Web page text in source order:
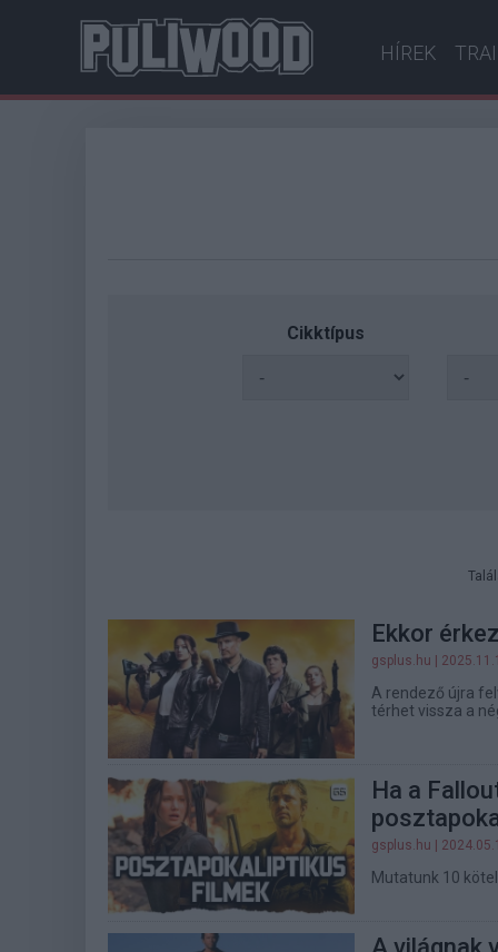
HÍREK
Cikktípus
Ekkor
gsplus.hu |
A rendező újra
térhet vissza a
Ha a
gsplus.hu |
Mutatunk 10